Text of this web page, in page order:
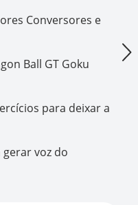
Conversores e
Ball GT Goku
para deixar a
gerar voz do